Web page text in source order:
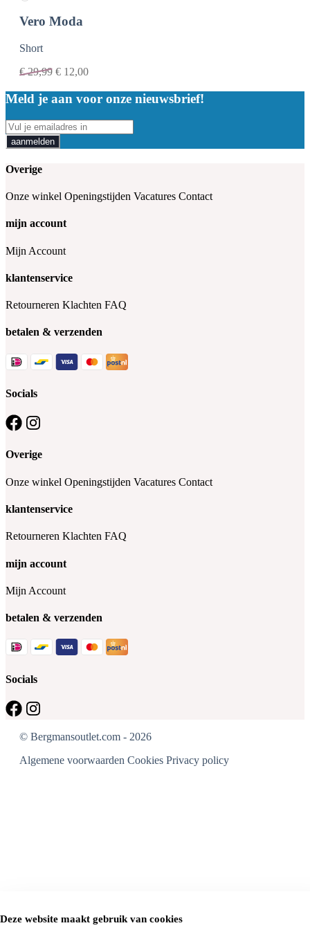
Deze website maakt gebruik van cookies
Vero Moda
Short
€29,99 € 12,00
Meld je aan voor onze nieuwsbrief!
aanmelden
Overige
Onze winkel Openingstijden Vacatures Contact
mijn account
Mijn Account
klantenservice
Retourneren Klachten FAQ
betalen & verzenden
Socials
Overige
Onze winkel Openingstijden Vacatures Contact
klantenservice
Retourneren Klachten FAQ
mijn account
Mijn Account
betalen & verzenden
Socials
© Bergmansoutlet.com - 2026
Algemene voorwaarden Cookies Privacy policy